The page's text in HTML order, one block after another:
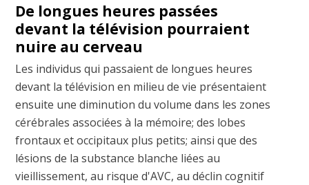
De longues heures passées
devant la télévision pourraient
nuire au cerveau
Les individus qui passaient de longues heures
devant la télévision en milieu de vie présentaient
ensuite une diminution du volume dans les zones
cérébrales associées à la mémoire; des lobes
frontaux et occipitaux plus petits; ainsi que des
lésions de la substance blanche liées au
vieillissement, au risque d'AVC, au déclin cognitif